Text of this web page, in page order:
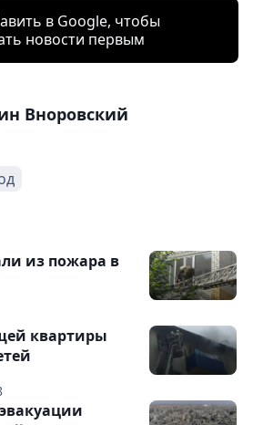
в Google, чтобы
новости первым
Вноровский
из пожара в
квартиры